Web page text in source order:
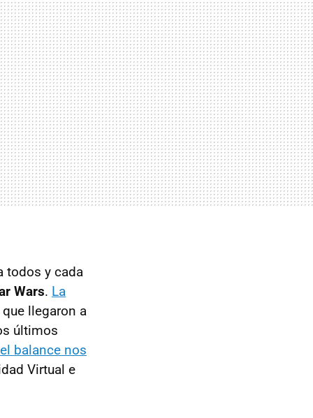
todos y cada
Wars. La
llegaron a
últimos
el balance nos
Virtual e